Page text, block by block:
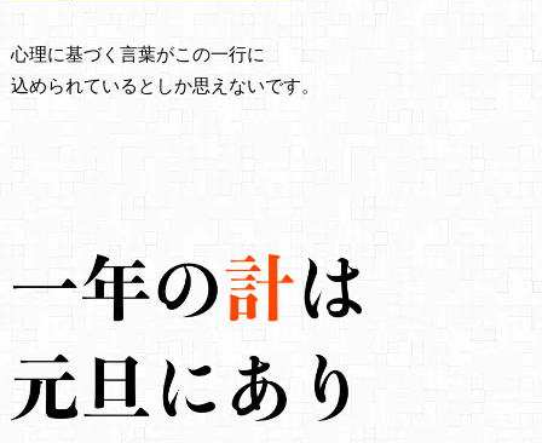
心理に基づく言葉がこの一行に
込められているとしか思えないです。